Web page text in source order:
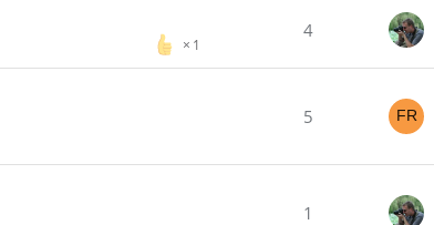
1
4
5
1